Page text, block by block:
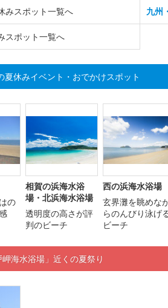
みスポット一覧へ 九州
スポット一覧へ
夏休みイベント・おでかけスポット
の
相賀の浜海水浴
場・北浜海水浴場
透明度の高さが評
判のビーチ
西の浜海水浴場
玄界灘を眺めな
らのんびり泳げ
ビーチ
岬海水浴場」近くの夏祭り